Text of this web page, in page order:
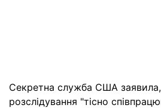
Секретна служба США
розслідування "тісно